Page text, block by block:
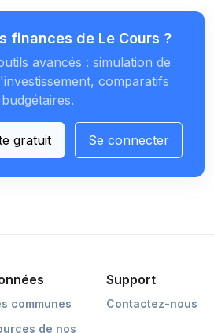
finances de Le Cours ?
avancés : simulation de
comparatifs
budgétaires.
gratuit Se connecter
communes
de nos
Support
Contactez-nous